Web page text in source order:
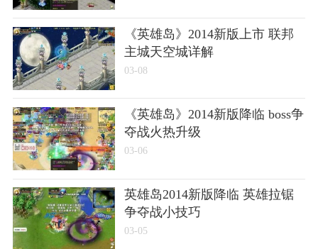
《英雄岛》2014新版上市 联邦
主城天空城详解
03-08
《英雄岛》2014新版降临 boss争
夺战火热升级
03-06
英雄岛2014新版降临 英雄拉锯
争夺战小技巧
03-05